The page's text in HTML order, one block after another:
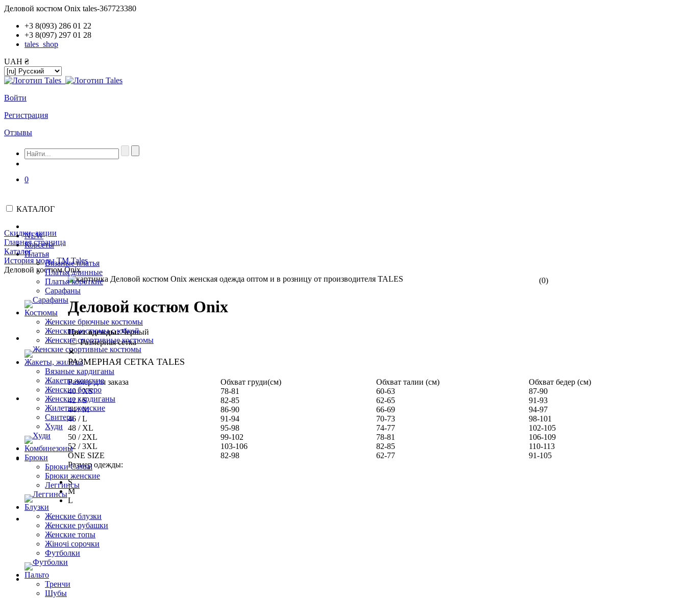
Деловой костюм Onix tales-367723380
+3 8(093) 286 01 22
+3 8(097) 297 01 28
tales_shop
UAH ₴
Войти
Регистрация
Отзывы
0
КАТАЛОГ
NEW
Корсеты
Платья
Вязаные платья
Платья длинные
Платья короткие
Сарафаны
Костюмы
Женские брючные костюмы
Женские костюмы с юбкой
Женские спортивные костюмы
Жакеты, жилеты
Вязаные кардиганы
Жакеты женские
Женские болеро
Женские кардиганы
Жилеты женские
Свитера
Худи
Комбинезоны
Брюки
Брюки Casual
Брюки женские
Леггинсы
Блузки
Женские блузки
Женские рубашки
Женские топы
Жіночі сорочки
Футболки
Пальто
Тренчи
Шубы
Скидки, акции
Главная страница
Каталог
История моды ТМ Tales
Деловой костюм Onix
(0)
Деловой костюм Onix
Цвет одежды:Черный
Размерная сетка
✕
РАЗМЕРНАЯ СЕТКА TALES
Размер для заказа Обхват груди(см) Обхват талии (см)
Обхват бедер (см)
40 / XS
78-81 60-63
87-90
42 / S
82-85 62-65
91-93
44 / M
86-90 66-69
94-97
46 / L
91-94 70-73
98-101
48 / XL
95-98 74-77
102-105
50 / 2XL
99-102 78-81
106-109
52 / 3XL
103-106 82-85
110-113
ONE SIZE
82-98 62-77
91-105
Размер одежды:
S
M
L